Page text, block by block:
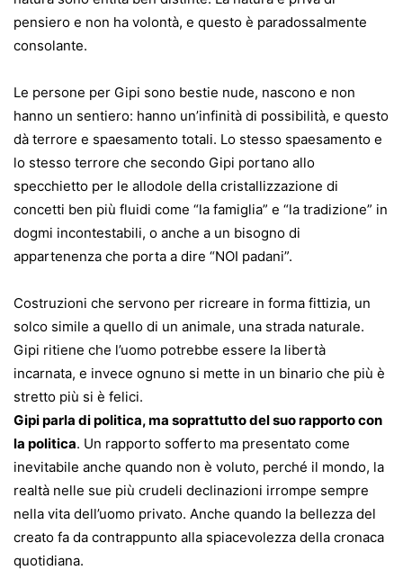
pensiero e non ha volontà, e questo è paradossalmente
consolante.
Le persone per Gipi sono bestie nude, nascono e non
hanno un sentiero: hanno un’infinità di possibilità, e questo
dà terrore e spaesamento totali. Lo stesso spaesamento e
lo stesso terrore che secondo Gipi portano allo
specchietto per le allodole della cristallizzazione di
concetti ben più fluidi come “la famiglia” e “la tradizione” in
dogmi incontestabili, o anche a un bisogno di
appartenenza che porta a dire “NOI padani”.
Costruzioni che servono per ricreare in forma fittizia, un
solco simile a quello di un animale, una strada naturale.
Gipi ritiene che l’uomo potrebbe essere la libertà
incarnata, e invece ognuno si mette in un binario che più è
stretto più si è felici.
Gipi parla di politica, ma soprattutto del suo rapporto con
la politica. Un rapporto sofferto ma presentato come
inevitabile anche quando non è voluto, perché il mondo, la
realtà nelle sue più crudeli declinazioni irrompe sempre
nella vita dell’uomo privato. Anche quando la bellezza del
creato fa da contrappunto alla spiacevolezza della cronaca
quotidiana.